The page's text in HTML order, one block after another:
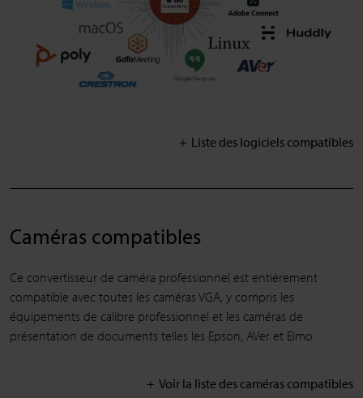
Liste des logiciels compatibles
Caméras compatibles
Ce convertisseur de caméra professionnel est entièrement
compatible avec toutes les caméras VGA, y compris les
équipements de calibre professionnel et les caméras de
présentation de documents telles les Epson, AVer et Elmo.
Voir la liste des caméras compatibles